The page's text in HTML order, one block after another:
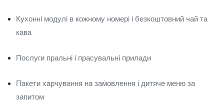
Кухонні модулі в кожному номері і безкоштовний чай та
кава
Послуги пральні і прасувальні прилади
Пакети харчування на замовлення і дитяче меню за
запитом